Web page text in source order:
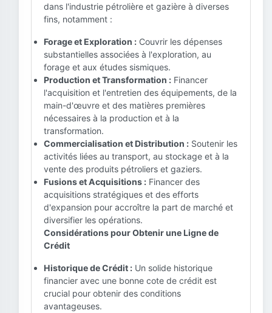
dans l'industrie pétrolière et gazière à diverses
fins, notamment :
Forage et Exploration : Couvrir les dépenses
substantielles associées à l'exploration, au
forage et aux études sismiques.
Production et Transformation : Financer
l'acquisition et l'entretien des équipements, de la
main-d'œuvre et des matières premières
nécessaires à la production et à la
transformation.
Commercialisation et Distribution : Soutenir les
activités liées au transport, au stockage et à la
vente des produits pétroliers et gaziers.
Fusions et Acquisitions : Financer des
acquisitions stratégiques et des efforts
d'expansion pour accroître la part de marché et
diversifier les opérations.
Considérations pour Obtenir une Ligne de
Crédit
Historique de Crédit : Un solide historique
financier avec une bonne cote de crédit est
crucial pour obtenir des conditions
avantageuses.